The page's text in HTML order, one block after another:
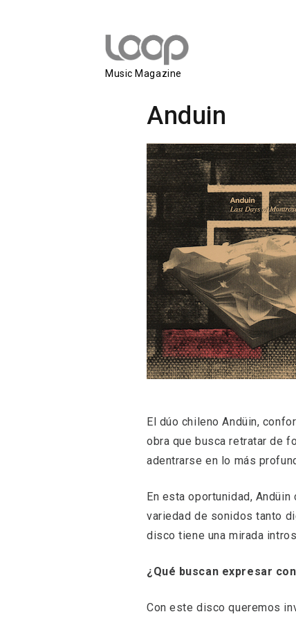
Music Magazine
Anduin
El dúo chileno Andüin,
obra que busca retratar de
adentrarse en lo más
En esta oportunidad,
variedad de sonidos tanto
disco tiene una mirada
¿Qué buscan expresar
Con este disco queremos